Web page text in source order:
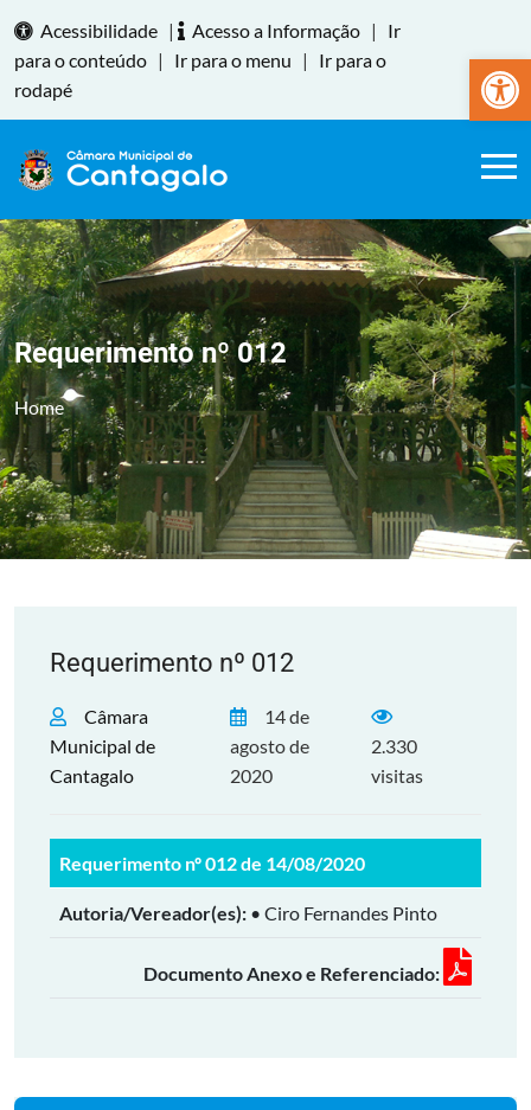
Abrir
Acessibilidade | Acesso a Informação |
Ir
para o conteúdo | Ir para o menu |
Ir para o
rodapé
Requerimento nº 012
Home
Requerimento nº 012
Câmara
Municipal de
Cantagalo
14 de
agosto de
2020
2.330
visitas
Requerimento nº 012 de 14/08/2020
Autoria/Vereador(es): • Ciro Fernandes Pinto
Documento Anexo e Referenciado: